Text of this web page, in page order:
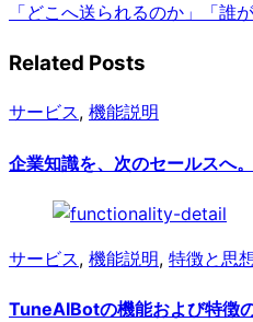
「どこへ送られるのか」「誰
Related Posts
サービス, 機能説明
企業知識を、次のセールス
サービス, 機能説明, 特徴と思
TuneAIBotの機能および特徴